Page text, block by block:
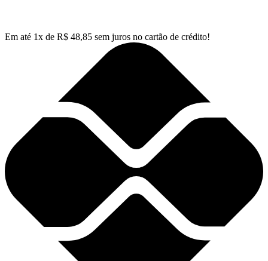
Em até 1x de R$ 48,85 sem juros no cartão de crédito!